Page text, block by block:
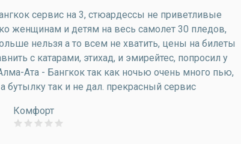
сервис на 3, стюардессы не приветливые
женщинам и детям на весь самолет 30 пледов,
нельзя а то всем не хватить, цены на билеты
с катарами, этихад, и эмирейтес, попросил у
Ата - Бангкок так как ночью очень много пью,
бутылку так и не дал. прекрасный сервис
Комфорт